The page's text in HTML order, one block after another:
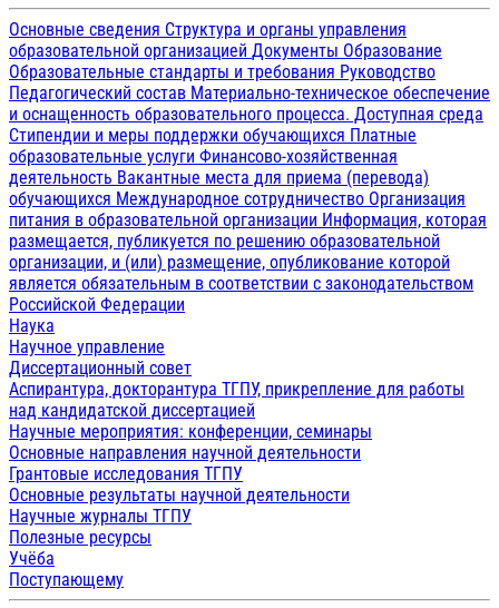
Основные сведения Структура и органы управления
образовательной организацией Документы Образование
Образовательные стандарты и требования Руководство
Педагогический состав Материально-техническое обеспечение
и оснащенность образовательного процесса. Доступная среда
Стипендии и меры поддержки обучающихся Платные
образовательные услуги Финансово-хозяйственная
деятельность Вакантные места для приема (перевода)
обучающихся Международное сотрудничество Организация
питания в образовательной организации Информация, которая
размещается, публикуется по решению образовательной
организации, и (или) размещение, опубликование которой
является обязательным в соответствии с законодательством
Российской Федерации
Наука
Научное управление
Диссертационный совет
Аспирантура, докторантура ТГПУ, прикрепление для работы
над кандидатской диссертацией
Научные мероприятия: конференции, семинары
Основные направления научной деятельности
Грантовые исследования ТГПУ
Основные результаты научной деятельности
Научные журналы ТГПУ
Полезные ресурсы
Учёба
Поступающему